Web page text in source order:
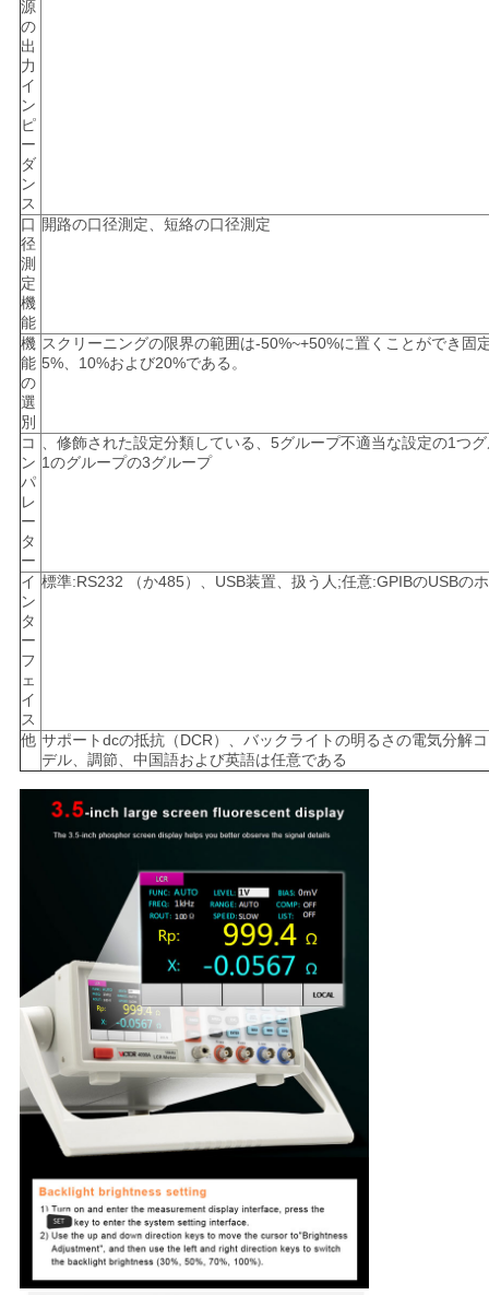
源
の
出
力
イ
ン
ピ
ー
ダ
ン
ス
口
径
測
定
機
能
開路の口径測定、短絡の口径測定
機
能
の
選
別
スクリーニングの限界の範囲は-50%~+50%に置くことができ固
5%、10%および20%である。
コ
ン
パ
レ
ー
タ
ー
、修飾された設定分類している、5グループ不適当な設定の1つ
1のグループの3グループ
イ
ン
タ
ー
フ
ェ
イ
ス
標準:RS232 （か485）、USB装置、扱う人;任意:GPIBのUSBの
他 サポートdcの抵抗（DCR）、バックライトの明るさの電気分解
デル、調節、中国語および英語は任意である